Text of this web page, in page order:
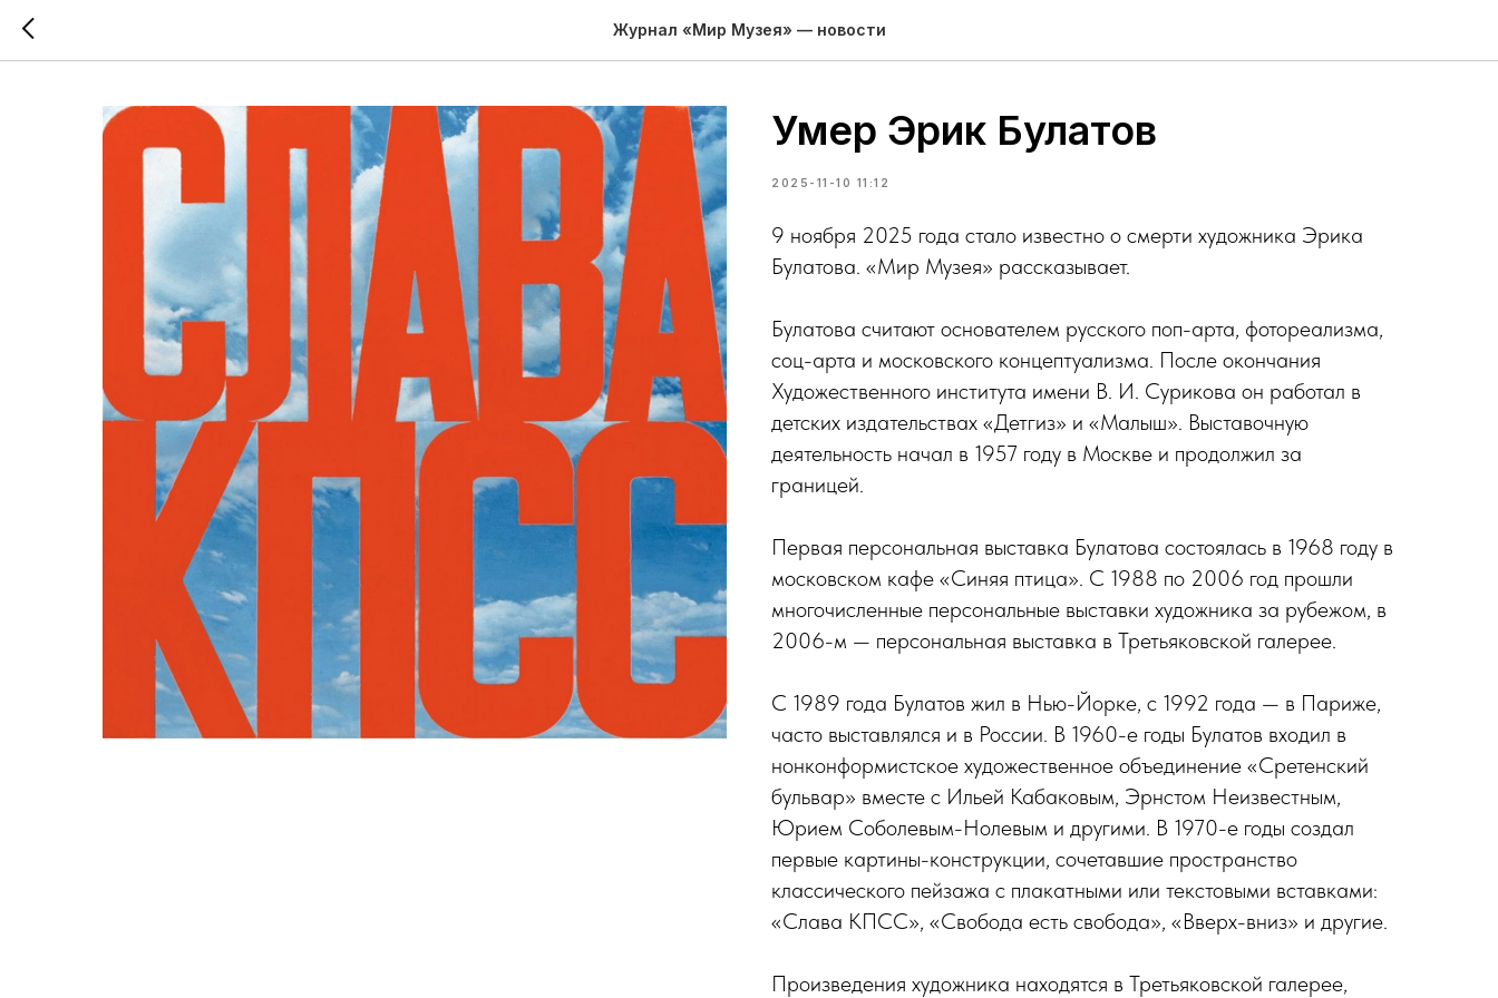
Журнал «Мир Музея» — новости
Умер Эрик Булатов
2025-11-10 11:12
9 ноября 2025 года стало известно о смерти художника Эрика
Булатова. «Мир Музея» рассказывает.
Булатова считают основателем русского поп-арта, фотореализма,
соц-арта и московского концептуализма. После окончания
Художественного института имени В. И. Сурикова он работал в
детских издательствах «Детгиз» и «Малыш». Выставочную
деятельность начал в 1957 году в Москве и продолжил за
границей.
Первая персональная выставка Булатова состоялась в 1968 году в
московском кафе «Синяя птица». С 1988 по 2006 год прошли
многочисленные персональные выставки художника за рубежом, в
2006-м — персональная выставка в Третьяковской галерее.
С 1989 года Булатов жил в Нью-Йорке, с 1992 года — в Париже,
часто выставлялся и в России. В 1960-е годы Булатов входил в
нонконформистское художественное объединение «Сретенский
бульвар» вместе с Ильей Кабаковым, Эрнстом Неизвестным,
Юрием Соболевым-Нолевым и другими. В 1970-е годы создал
первые картины-конструкции, сочетавшие пространство
классического пейзажа с плакатными или текстовыми вставками:
«Слава КПСС», «Свобода есть свобода», «Вверх-вниз» и другие.
Произведения художника находятся в Третьяковской галерее,